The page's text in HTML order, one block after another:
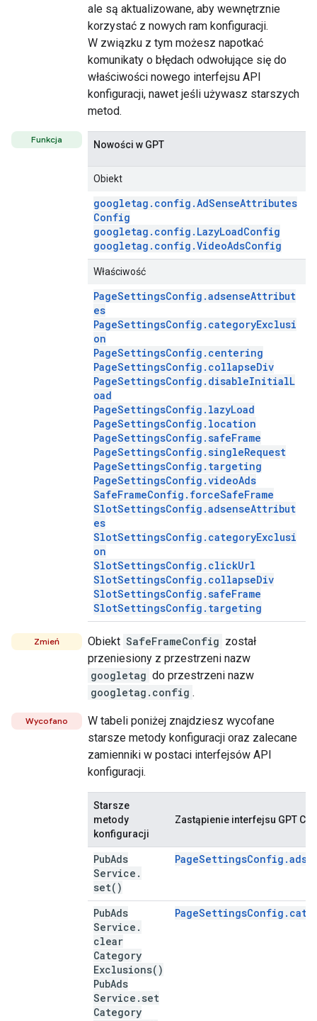
ale są aktualizowane, aby wewnętrznie
korzystać z nowych ram konfiguracji.
W związku z tym możesz napotkać
komunikaty o błędach odwołujące się do
właściwości nowego interfejsu API
konfiguracji, nawet jeśli używasz starszych
metod.
Funkcja Nowości w GPT
Obiekt
googletag.config.AdSenseAttributes
Config
googletag.config.LazyLoadConfig
googletag.config.VideoAdsConfig
Właściwość
PageSettingsConfig.adsenseAttribut
es
PageSettingsConfig.categoryExclusi
on
PageSettingsConfig.centering
PageSettingsConfig.collapseDiv
PageSettingsConfig.disableInitialL
oad
PageSettingsConfig.lazyLoad
PageSettingsConfig.location
PageSettingsConfig.safeFrame
PageSettingsConfig.singleRequest
PageSettingsConfig.targeting
PageSettingsConfig.videoAds
SafeFrameConfig.forceSafeFrame
SlotSettingsConfig.adsenseAttribut
es
SlotSettingsConfig.categoryExclusi
on
SlotSettingsConfig.clickUrl
SlotSettingsConfig.collapseDiv
SlotSettingsConfig.safeFrame
SlotSettingsConfig.targeting
Zmień Obiekt SafeFrameConfig został
przeniesiony z przestrzeni nazw
googletag do przestrzeni nazw
googletag.config .
Wycofano
W tabeli poniżej znajdziesz wycofane
starsze metody konfiguracji oraz zalecane
zamienniki w postaci interfejsów API
konfiguracji.
Starsze
metody
konfiguracji
Zastąpienie interfejsu GPT
PubAds
Service .
set( )
PubAds
Service .
clear
Category
Exclusions( )
PubAds
Service . set
Category